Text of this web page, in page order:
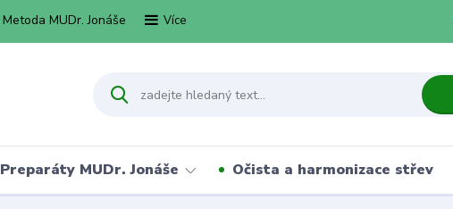
Metoda MUDr. Jonáše Více
Preparáty MUDr. Jonáše Očista a harmonizace střev